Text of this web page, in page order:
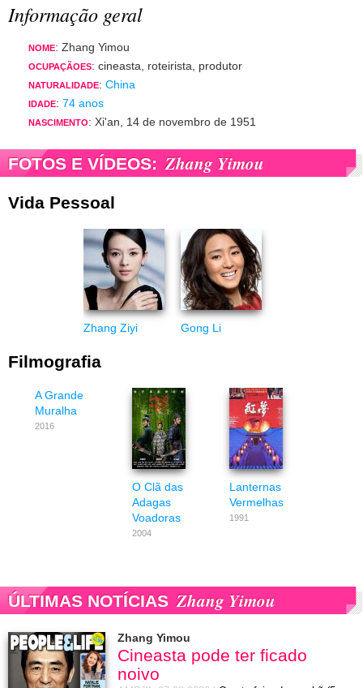
Informação geral
NOME: Zhang Yimou
OCUPAÇÃOES: cineasta, roteirista, produtor
NATURALIDADE: China
IDADE: 74 anos
NASCIMENTO: Xi'an, 14 de novembro de 1951
FOTOS E VÍDEOS: Zhang Yimou
Vida Pessoal
Zhang Ziyi Gong Li
Filmografia
A Grande
Muralha
2016
O Clã das
Adagas
Voadoras
2004
Lanternas
Vermelhas
1991
ÚLTIMAS NOTÍCIAS Zhang Yimou
Zhang Yimou
Cineasta pode ter ficado
noivo